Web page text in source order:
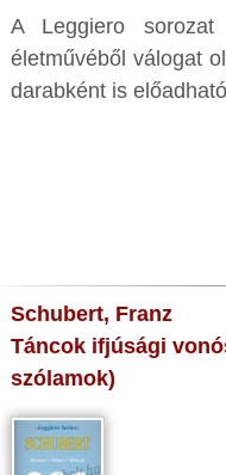
A Leggiero sorozat
életművéből válogat
darabként is
Schubert, Franz
Táncok ifjúsági
szólamok)